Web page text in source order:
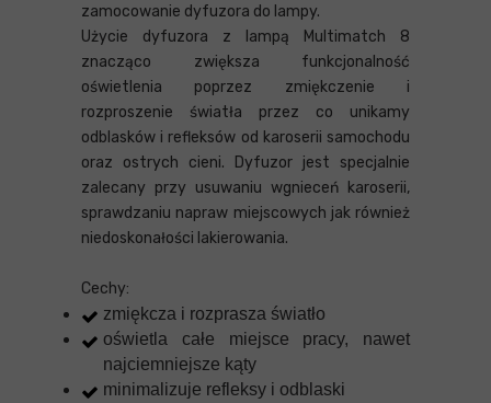
zamocowanie dyfuzora do lampy.
Użycie dyfuzora z lampą Multimatch 8
znacząco zwiększa funkcjonalność
oświetlenia poprzez zmiękczenie i
rozproszenie światła przez co unikamy
odblasków i refleksów od karoserii samochodu
oraz ostrych cieni. Dyfuzor jest specjalnie
zalecany przy usuwaniu wgnieceń karoserii,
sprawdzaniu napraw miejscowych jak również
niedoskonałości lakierowania.
Cechy:
zmiękcza i rozprasza światło
oświetla całe miejsce pracy, nawet
najciemniejsze kąty
minimalizuje refleksy i odblaski